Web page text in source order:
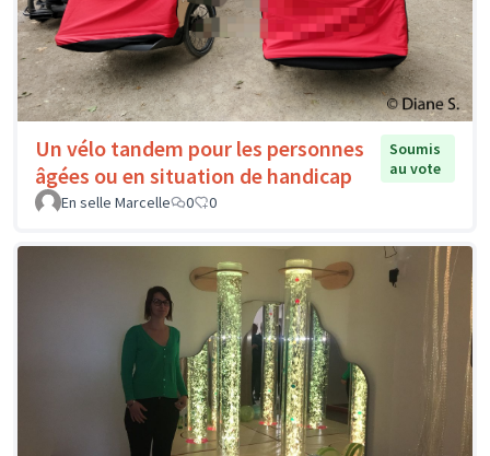
Un vélo tandem pour les personnes
âgées ou en situation de handicap
Soumis
au vote
En selle Marcelle
0 0